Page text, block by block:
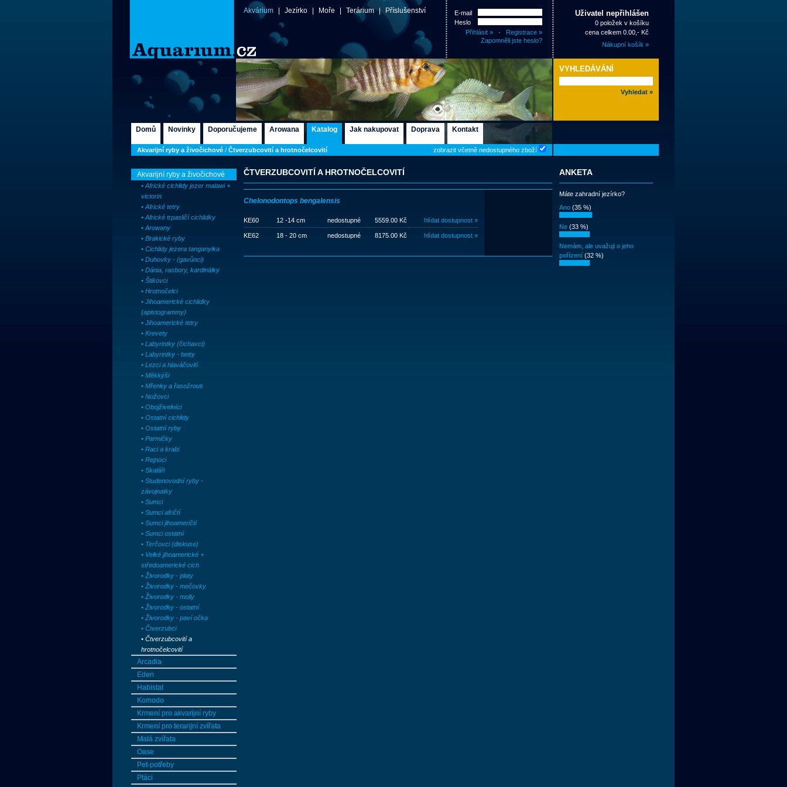
Akvárium Jezírko Moře Terárium | Příslušenství
E-mail
Heslo
· Registrace »
Zapomněli jste heslo?
Uživatel nepřihlášen
0 položek v košíku
cena celkem 0.00,- Kč
Nákupní košík »
VYHLEDÁVÁNÍ
Domů Novinky Doporučujeme Arowana Katalog Jak nakupovat Doprava Kontakt
zobrazit včetně nedostupného zboží
Akvarijní ryby a živočichové / Čtverzubcovití a hrotnočelcovití
Akvarijní ryby a živočichové
• Africké cichlidy jezer malawi +
victorin
• Africké tetry
• Africké trpasličí cichlidky
• Arowany
• Brakické ryby
• Cichlidy jezera tanganyika
• Duhovky - (gavůnci)
• Dánia, rasbory, kardinálky
• Štikovci
• Hrotnočelci
• Jihoamerické cichlidky
(apistogrammy)
• Jihoamerické tetry
• Krevety
• Labyrintky (čichavci)
• Labyrintky - betty
• Lezci a hlaváčovití
• Měkkýši
• Mřenky a řasožrouti
• Nožovci
• Obojživelníci
• Ostatní cichlidy
• Ostatní ryby
• Parmičky
• Raci a krabi
• Rejnoci
• Skaláři
• Studenovodní ryby -
závojnatky
• Sumci
• Sumci afričtí
• Sumci jihoameričtí
• Sumci ostatní
• Terčovci (diskuse)
• Velké jihoamerické +
středoamerické cich
• Živorodky - platy
• Živorodky - mečovky
• Živorodky - molly
• Živorodky - ostatní
• Živorodky - paví očka
• Čtverzubci
• Čtverzubcovití a
hrotnočelcovití
Arcadia
Eden
Habistat
Komodo
Krmení pro akvarijní ryby
Krmení pro terarijní zvířata
Malá zvířata
Oase
Pet-potřeby
Ptáci
ČTVERZUBCOVITÍ A HROTNOČELCOVITÍ
Chelonodontops bengalensis
KE60 12 -14 cm nedostupné 5559.00 Kč hlídat dostupnost »
KE62 18 - 20 cm nedostupné 8175.00 Kč hlídat dostupnost »
ANKETA
Máte zahradní jezírko?
Ano (35 %)
Ne (33 %)
Nemám, ale uvažuji o jeho
pořízení (32 %)